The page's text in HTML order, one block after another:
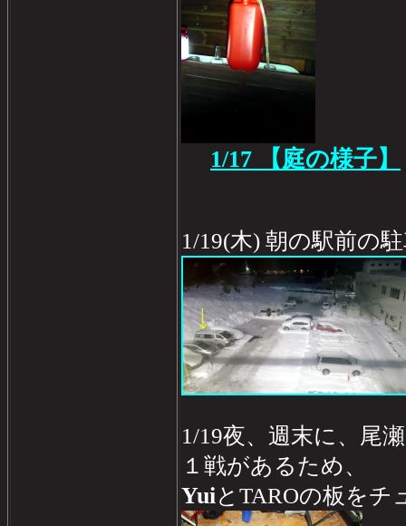
1/17 【庭の様子】
1/19(木) 朝の駅前の
1/19夜、週末に、尾
１戦があるため、
YuiとTAROの板をチ